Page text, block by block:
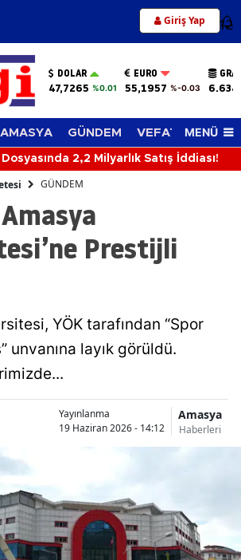
Giriş Yap 12
DOLAR
47,7265 %0.01
EURO
55,1957 %-0.03
AMASYA GÜNDEM VEFAT EDENLER
MENÜ
2,2 Milyarlık Satış İddiası!
GÜNDEM
Prestijli
YÖK tarafından “Spor
unvanına layık görüldü.
Yayınlanma
19 Haziran 2026 - 14:12
Amasya
Haberleri